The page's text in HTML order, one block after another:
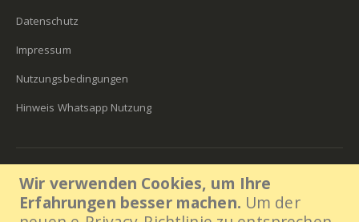
Wir verwenden Cookies, um Ihre
Erfahrungen besser machen. Um der
Datenschutz
Impressum
Nutzungsbedingungen
Hinweis Whatsapp Nutzung
Lens30 2018. All Rights Reserved
ÖFFNUNGSZEITEN:
Mo - Fr / 08:00–16:00 Uhr